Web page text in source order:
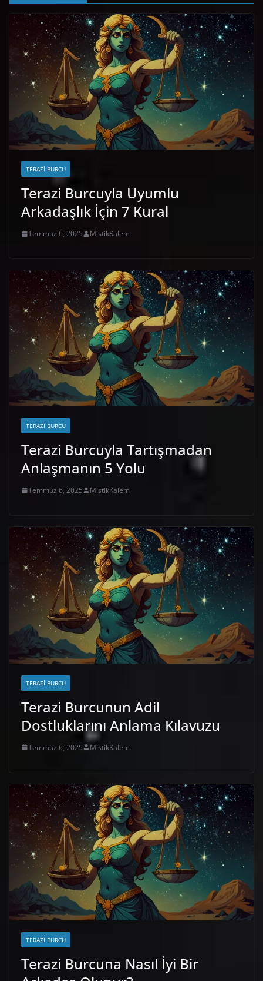
TERAZI BURCU
Terazi Burcuyla Uyumlu
Arkadaşlık İçin 7 Kural
Temmuz 6, 2025 MistikKalem
TERAZI BURCU
Terazi Burcuyla Tartışmadan
Anlaşmanın 5 Yolu
Temmuz 6, 2025 MistikKalem
TERAZI BURCU
Terazi Burcunun Adil
Dostluklarını Anlama Kılavuzu
Temmuz 6, 2025 MistikKalem
TERAZI BURCU
Terazi Burcuna Nasıl İyi Bir